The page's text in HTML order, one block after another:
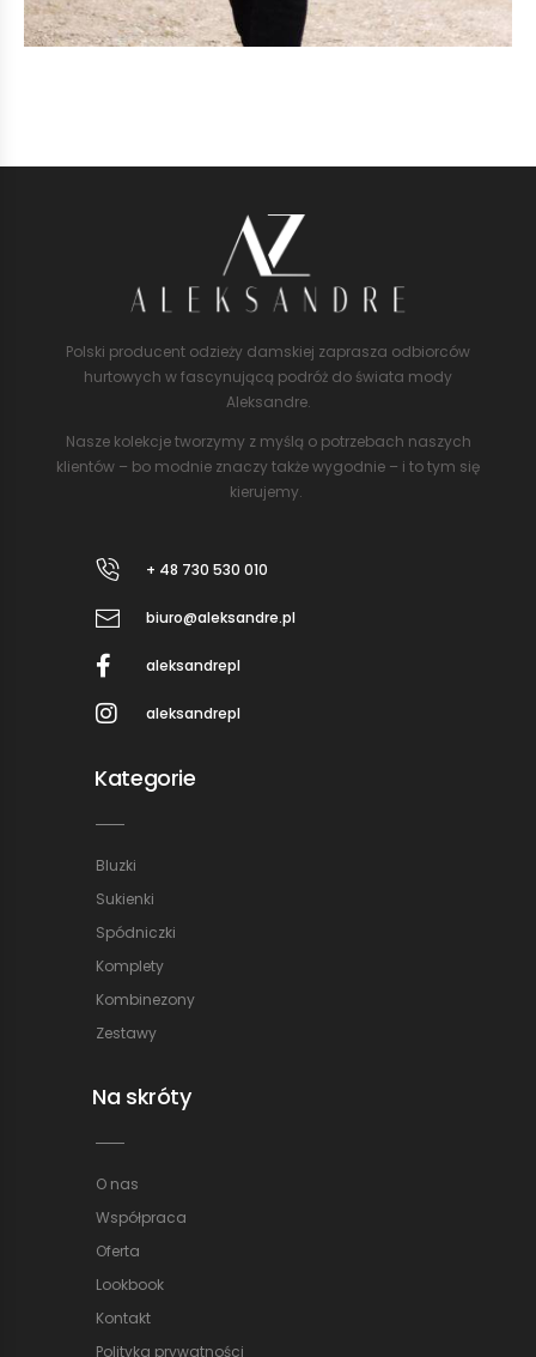
Polski producent odzieży damskiej zaprasza odbiorców
hurtowych w fascynującą podróż do świata mody
Aleksandre.
Nasze kolekcje tworzymy z myślą o potrzebach naszych
klientów – bo modnie znaczy także wygodnie – i to tym się
kierujemy.
+ 48 730 530 010
biuro@aleksandre.pl
aleksandrepl
aleksandrepl
Kategorie
Bluzki
Sukienki
Spódniczki
Komplety
Kombinezony
Zestawy
Na skróty
O nas
Współpraca
Oferta
Lookbook
Kontakt
Polityka prywatności